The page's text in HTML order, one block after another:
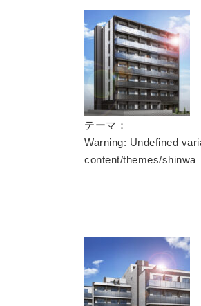
テーマ：
Warning: Undefined
content/themes/